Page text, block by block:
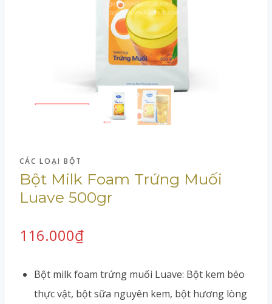
CÁC LOẠI BỘT
Bột Milk Foam Trứng Muối
Luave 500gr
116.000₫
Bột milk foam trứng muối Luave: Bột kem béo
thực vật, bột sữa nguyên kem, bột hương lòng